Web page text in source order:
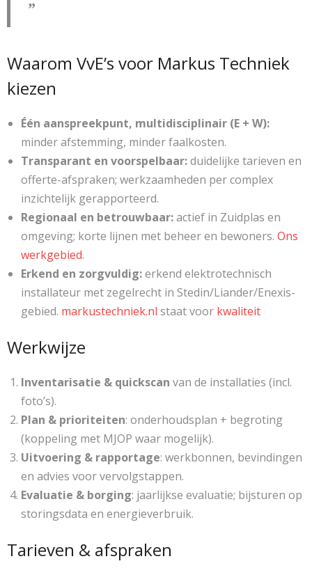
Waarom VvE’s voor Markus Techniek
kiezen
Één aanspreekpunt, multidisciplinair (E + W):
minder afstemming, minder faalkosten.
Transparant en voorspelbaar:duidelijke tarieven en
offerte-afspraken; werkzaamheden per complex
inzichtelijk gerapporteerd.
Regionaal en betrouwbaar:actief in Zuidplas en
omgeving; korte lijnen met beheer en bewoners. Ons
werkgebied.
Erkend en zorgvuldig:erkend elektrotechnisch
installateur met zegelrecht in Stedin/Liander/Enexis-
gebied. markustechniek.nl staat voor kwaliteit
Werkwijze
Inventarisatie & quickscan van de installaties (incl.
foto’s).
Plan & prioriteiten: onderhoudsplan + begroting
(koppeling met MJOP waar mogelijk).
Uitvoering & rapportage: werkbonnen, bevindingen
en advies voor vervolgstappen.
Evaluatie & borging: jaarlijkse evaluatie; bijsturen op
storingsdata en energieverbruik.
Tarieven & afspraken